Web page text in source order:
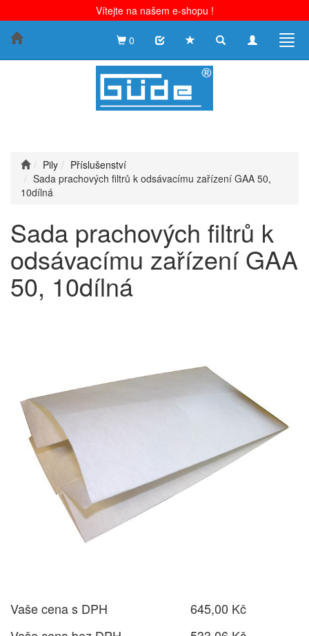
Vítejte na našem e-shopu !
Toggle
Toggle
0
Pily
Příslušenství
Sada prachových filtrů k odsávacímu zařízení GAA 50,
10dílná
Sada prachových filtrů k
odsávacímu zařízení GAA
50, 10dílná
Vaše cena s DPH
645,00 Kč